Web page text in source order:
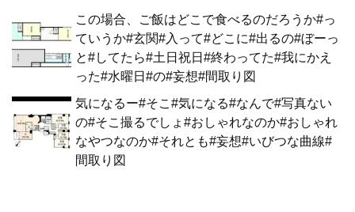
この場合、ご飯はどこで食べるのだろうか#っ
ていうか#玄関#入って#どこに#出るの#ぼーっ
と#してたら#土日祝日#終わってた#我にかえ
った#水曜日#の#妄想#間取り図
気になるー#そこ#気になる#なんで#写真ない
の#そこ撮るでしょ#おしゃれなのか#おしゃれ
なやつなのか#それとも#妄想#いびつな曲線#
間取り図